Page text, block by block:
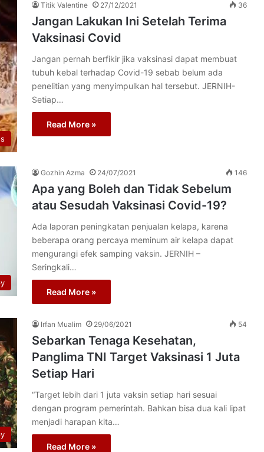
Titik Valentine 27/12/2021 36
Jangan Lakukan Ini Setelah Terima
Vaksinasi Covid
Jangan pernah berfikir jika vaksinasi dapat membuat
tubuh kebal terhadap Covid-19 sebab belum ada
penelitian yang menyimpulkan hal tersebut. JERNIH-
Setiap…
Read More »
Gozhin Azma 24/07/2021 146
Apa yang Boleh dan Tidak Sebelum
atau Sesudah Vaksinasi Covid-19?
Ada laporan peningkatan penjualan kelapa, karena
beberapa orang percaya meminum air kelapa dapat
mengurangi efek samping vaksin. JERNIH –
Seringkali…
Read More »
Irfan Mualim 29/06/2021 54
Sebarkan Tenaga Kesehatan,
Panglima TNI Target Vaksinasi 1 Juta
Setiap Hari
“Target lebih dari 1 juta vaksin setiap hari sesuai
dengan program pemerintah. Bahkan bisa dua kali lipat
menjadi harapan kita…
Read More »